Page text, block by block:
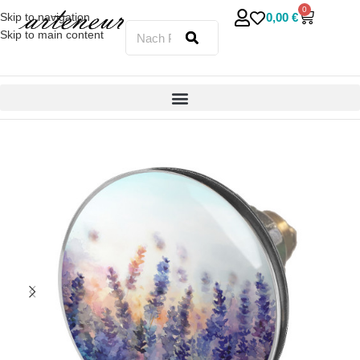
Skip to navigation
Skip to main content
0,00 €
0